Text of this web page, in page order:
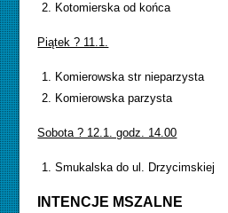
Kotomierska od końca
Piątek ? 11.1.
Komierowska str nieparzysta
Komierowska parzysta
Sobota ? 12.1. godz. 14.00
Smukalska do ul. Drzycimskiej
INTENCJE MSZALNE